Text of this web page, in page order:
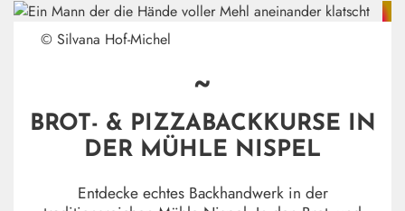
© Silvana Hof-Michel
~
BROT- & PIZZABACKKURSE IN
DER MÜHLE NISPEL
Entdecke echtes Backhandwerk in der